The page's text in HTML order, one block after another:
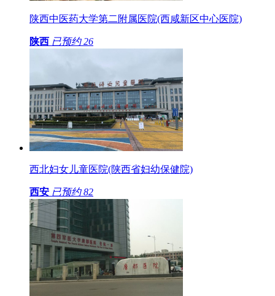
陕西中医药大学第二附属医院(西咸新区中心医院)
陕西 已预约 26
西北妇女儿童医院(陕西省妇幼保健院)
西安 已预约 82